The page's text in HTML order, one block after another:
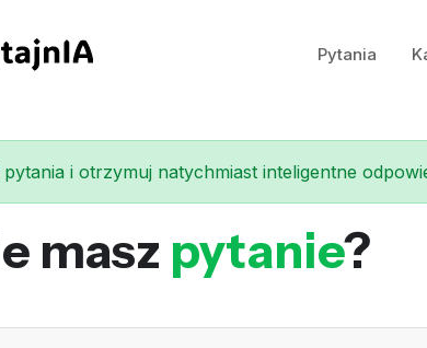
Pytania
pytania i otrzymuj natychmiast inteligentne
masz pytanie?